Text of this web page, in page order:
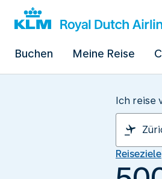
Buchen Meine Reise
Ich reise
Reiseziele